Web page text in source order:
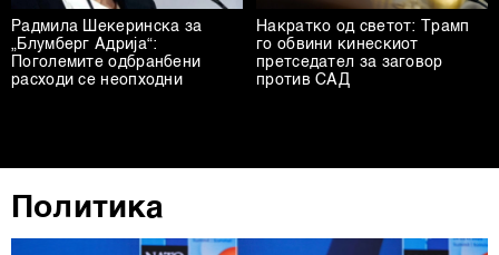
Радмила Шекеринска за
„Блумберг Адрија“:
Поголемите одбранбени
расходи се неопходни
Накратко од светот: Трамп
го обвини кинескиот
претседател за заговор
против САД
Политика